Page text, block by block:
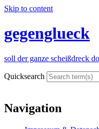
Skip to content
gegenglueck
soll der ganze scheißdreck
Quicksearch
Navigation